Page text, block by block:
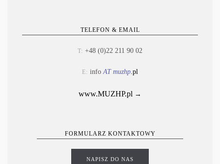
TELEFON & EMAIL
T: +48 (0)22 211 90 02
E: info AT muzhp.pl
www.MUZHP.pl →
FORMULARZ KONTAKTOWY
NAPISZ DO NAS